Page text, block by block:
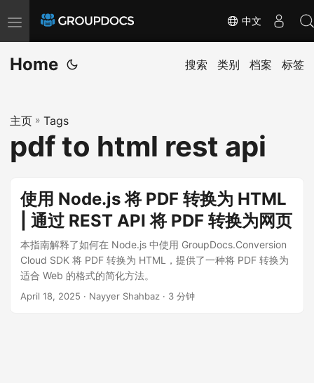
T
o
g
e
n
a
a
o
中文
Home 搜索 类别 档案 标签
主页 » Tags
pdf to html rest api
使用 Node.js 将 PDF 转换为 HTML
| 通过 REST API 将 PDF 转换为网页
本指南解释了如何在 Node.js 中使用 GroupDocs.Conversion
Cloud SDK 将 PDF 转换为 HTML，提供了一种将 PDF 转换为
适合 Web 的格式的简化方法。
April 18, 2025 · Nayyer Shahbaz · 3 分钟